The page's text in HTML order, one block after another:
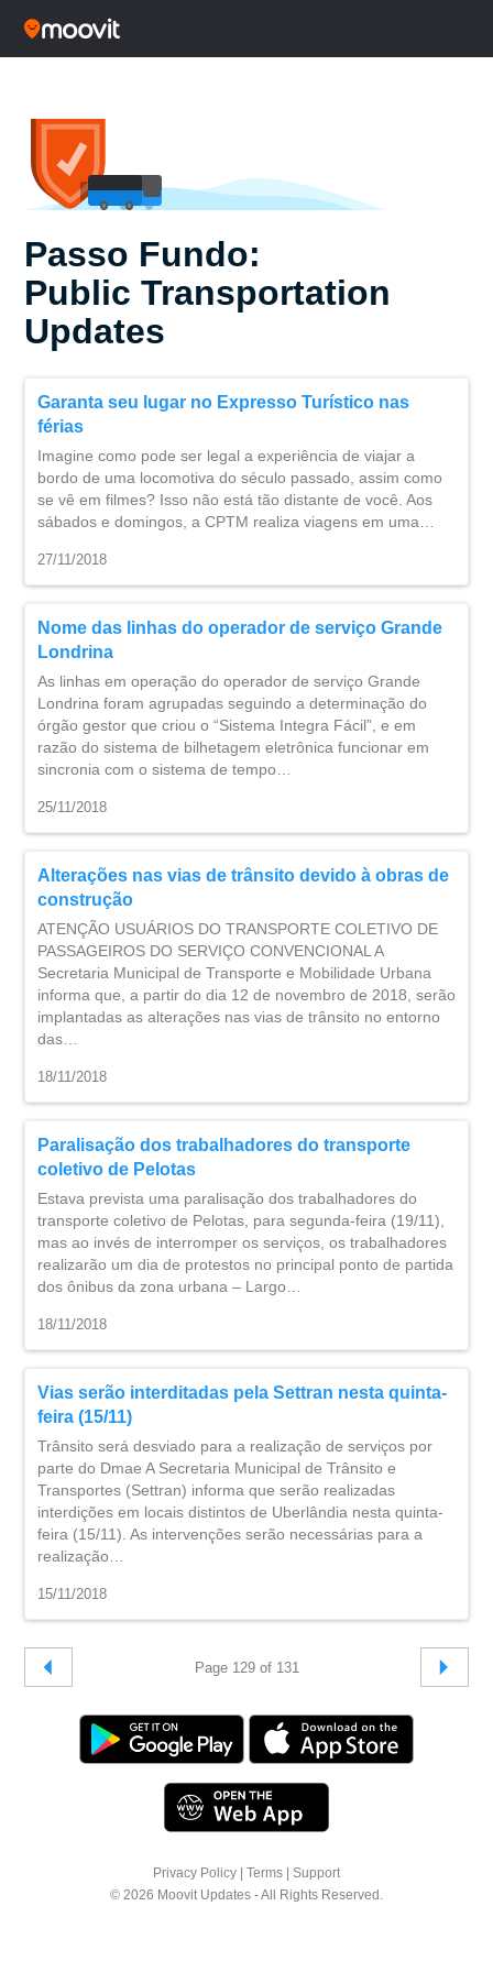
Passo Fundo:
Public Transportation
Updates
Garanta seu lugar no Expresso Turístico nas
férias
Imagine como pode ser legal a experiência de viajar a
bordo de uma locomotiva do século passado, assim como
se vê em filmes? Isso não está tão distante de você. Aos
sábados e domingos, a CPTM realiza viagens em uma…
27/11/2018
Nome das linhas do operador de serviço Grande
Londrina
As linhas em operação do operador de serviço Grande
Londrina foram agrupadas seguindo a determinação do
órgão gestor que criou o “Sistema Integra Fácil”, e em
razão do sistema de bilhetagem eletrônica funcionar em
sincronia com o sistema de tempo…
25/11/2018
Alterações nas vias de trânsito devido à obras de
construção
ATENÇÃO USUÁRIOS DO TRANSPORTE COLETIVO DE
PASSAGEIROS DO SERVIÇO CONVENCIONAL A
Secretaria Municipal de Transporte e Mobilidade Urbana
informa que, a partir do dia 12 de novembro de 2018, serão
implantadas as alterações nas vias de trânsito no entorno
das…
18/11/2018
Paralisação dos trabalhadores do transporte
coletivo de Pelotas
Estava prevista uma paralisação dos trabalhadores do
transporte coletivo de Pelotas, para segunda-feira (19/11),
mas ao invés de interromper os serviços, os trabalhadores
realizarão um dia de protestos no principal ponto de partida
dos ônibus da zona urbana – Largo…
18/11/2018
Vias serão interditadas pela Settran nesta quinta-
feira (15/11)
Trânsito será desviado para a realização de serviços por
parte do Dmae A Secretaria Municipal de Trânsito e
Transportes (Settran) informa que serão realizadas
interdições em locais distintos de Uberlândia nesta quinta-
feira (15/11). As intervenções serão necessárias para a
realização…
15/11/2018
Page 129 of 131
Privacy Policy Terms
Support
© 2026 Moovit Updates - All Rights Reserved.